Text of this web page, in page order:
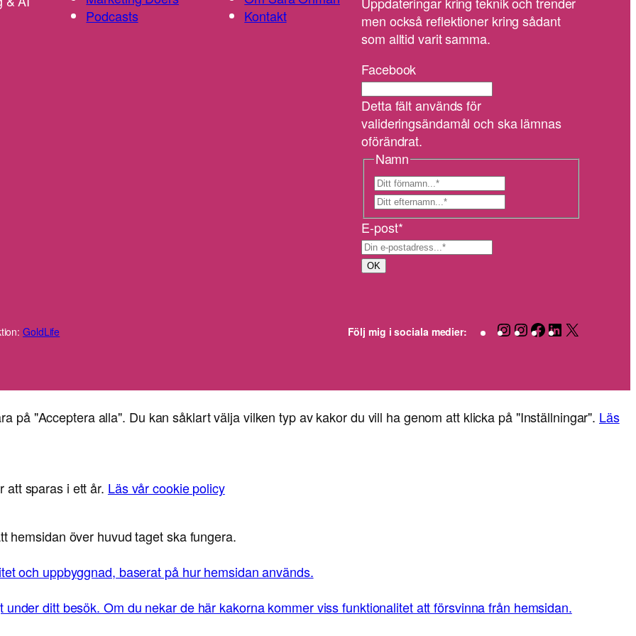
Podcasts
Kontakt
men också reflektioner kring sådant
som alltid varit samma.
Facebook
Detta fält används för
valideringsändamål och ska lämnas
oförändrat.
Namn
r
E
f
m
n
E-post*
OK
GoldLife Följ mig i sociala medier: Instagram
Instagram
Facebook
LinkedIn
på "Acceptera alla". Du kan såklart välja vilken typ av kakor du vill ha genom att klicka på "Inställningar". Läs
att sparas i ett år. Läs vår cookie policy
hemsidan över huvud taget ska fungera.
och uppbyggnad, baserat på hur hemsidan används.
ditt besök. Om du nekar de här kakorna kommer viss funktionalitet att försvinna från hemsidan.